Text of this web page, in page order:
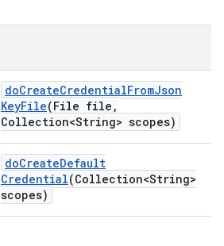
doCreateCredentialFromJson
KeyFile(File file ,
Collection<String> scopes)
doCreateDefault
Credential(Collection<String>
scopes)